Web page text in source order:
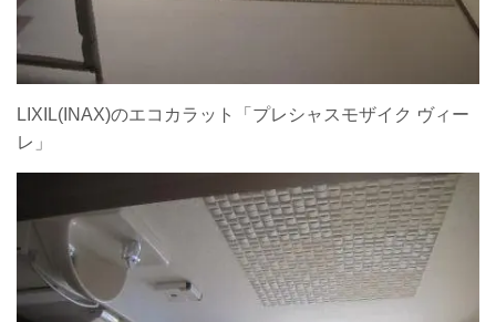
LIXIL(INAX)のエコカラット「プレシャスモザイク ヴィー
レ」